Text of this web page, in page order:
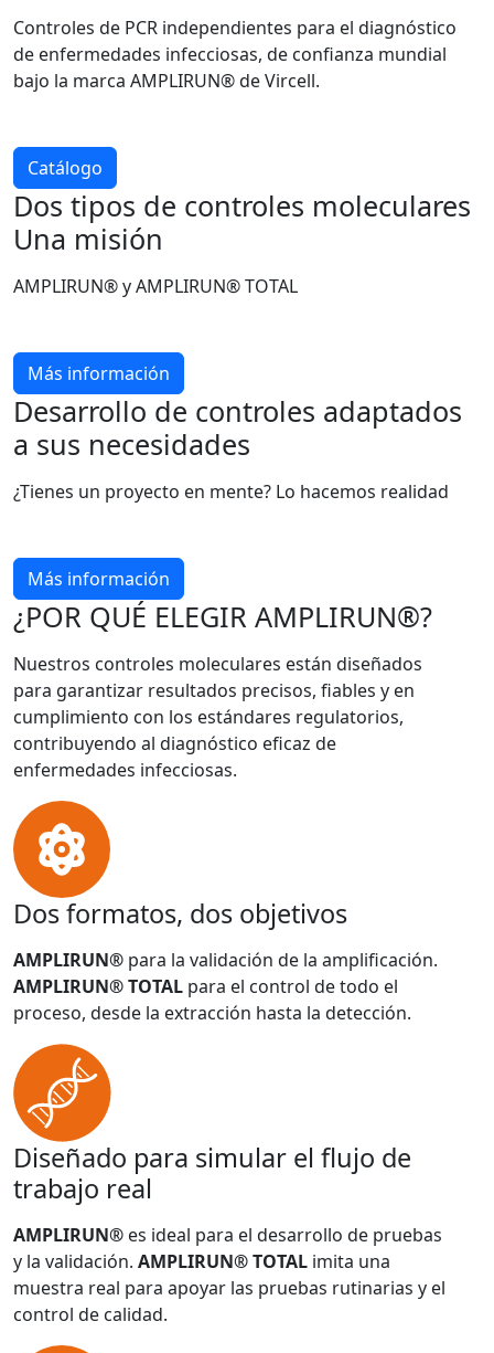
Controles de PCR independientes para el diagnóstico
de enfermedades infecciosas, de confianza mundial
bajo la marca AMPLIRUN® de Vircell.
Catálogo
Dos tipos de controles moleculares
Una misión
AMPLIRUN® y AMPLIRUN® TOTAL
Más información
Desarrollo de controles adaptados
a sus necesidades
¿Tienes un proyecto en mente? Lo hacemos realidad
Más información
¿POR QUÉ ELEGIR AMPLIRUN®?
Nuestros controles moleculares están diseñados
para garantizar resultados precisos, fiables y en
cumplimiento con los estándares regulatorios,
contribuyendo al diagnóstico eficaz de
enfermedades infecciosas.
Dos formatos, dos objetivos
AMPLIRUN® para la validación de la amplificación.
AMPLIRUN® TOTAL para el control de todo el
proceso, desde la extracción hasta la detección.
Diseñado para simular el flujo de
trabajo real
AMPLIRUN® es ideal para el desarrollo de pruebas
y la validación. AMPLIRUN® TOTAL imita una
muestra real para apoyar las pruebas rutinarias y el
control de calidad.